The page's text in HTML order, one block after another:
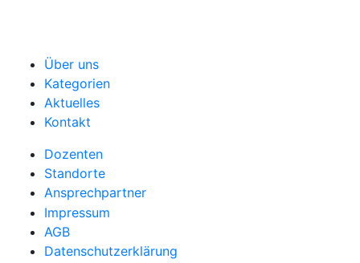
Über uns
Kategorien
Aktuelles
Kontakt
Dozenten
Standorte
Ansprechpartner
Impressum
AGB
Datenschutzerklärung